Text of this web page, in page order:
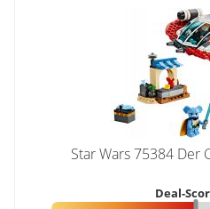
Star Wars 75384 Der
Deal-